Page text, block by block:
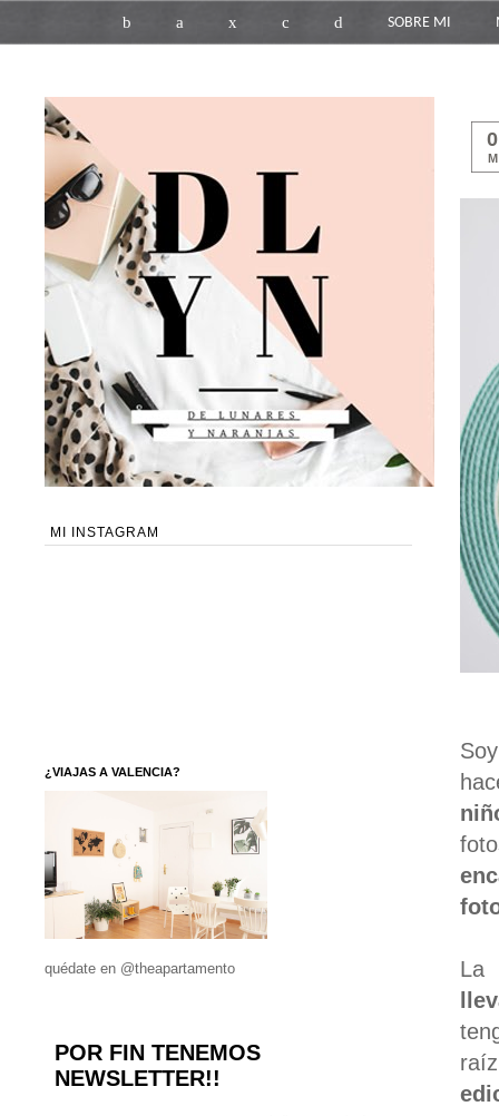
b a x c d SOBRE MI
La
MI INSTAGRAM
¿VIAJAS A VALENCIA?
quédate en @theapartamento
POR FIN TENEMOS
NEWSLETTER!!